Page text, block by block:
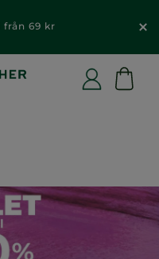
från 69 kr